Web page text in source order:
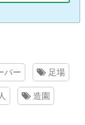
パー 足場
造園